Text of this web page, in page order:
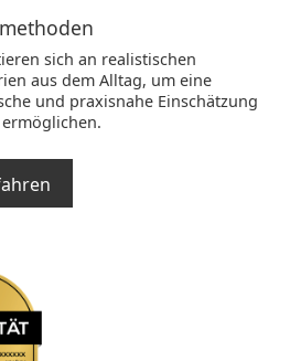
sich an realistischen
aus dem Alltag, um eine
und praxisnahe Einschätzung